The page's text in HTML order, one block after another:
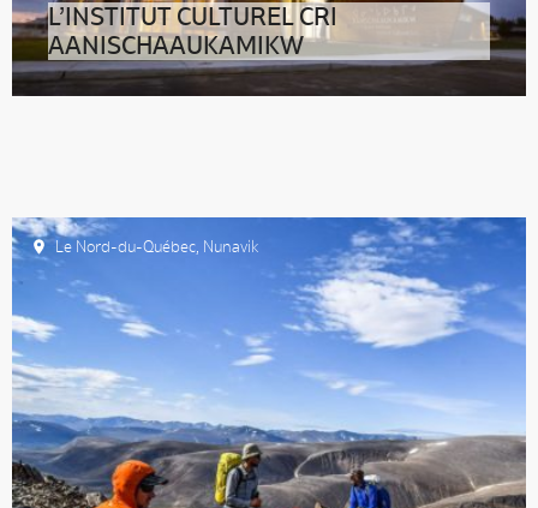
L’INSTITUT CULTUREL CRI
AANISCHAAUKAMIKW
Le Nord-du-Québec, Nunavik